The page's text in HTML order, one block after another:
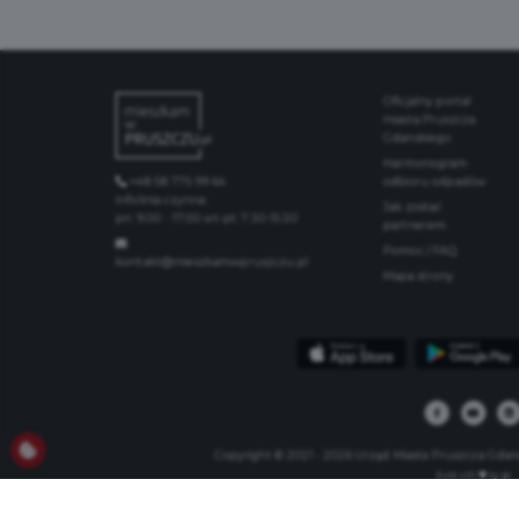
+48 58 775 99 64
Infolinia czynna:
kontakt@mieszkamwpruszczu.pl
Oficjalny portal
miasta Pruszcza
Gdańskiego
Harmonogram
odbioru odpadów
Jak zostać
partnerem
Mapa strony
Copyright © 2021 - 2026 Urząd Miasta Pruszcza
Build with by qb